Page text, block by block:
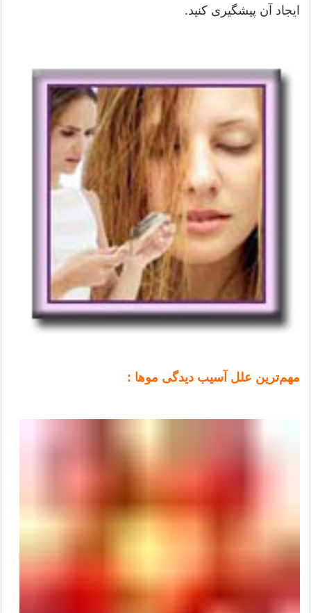
ایجاد آن پیشگیری کنید.‌
مهم‌ترین علل آسیب دیدگی موها :